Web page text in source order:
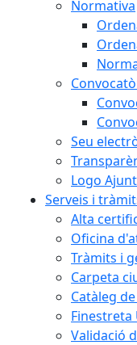
Normativa
Seu
Logo
Serveis i
Alta
Oficina
Tràmits i
Carpeta
Catàleg
Finestreta
Validació